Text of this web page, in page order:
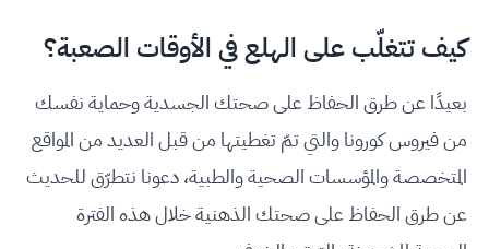
كيف تتغلّب على الهلع في الأوقات الصعبة؟
بعيدًا عن طرق الحفاظ على صحتك الجسدية وحماية نفسك
من فيروس كورونا والتي تمّ تغطيتها من قبل العديد من المواقع
المتخصصة والمؤسسات الصحية والطبية، دعونا نتطرّق للحديث
عن طرق الحفاظ على صحتك الذهنية خلال هذه الفترة